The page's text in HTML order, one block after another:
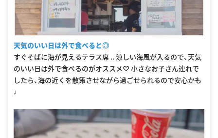
天気のいい日は外で食べると◎
すぐそばに海が見えるテラス席 .. 涼しい海風が入るので、天気
のいい日は外で食べるのがオススメ♡ 小さなお子さん連れで
したら、海の近くを散策させながら過ごせられるので安心かも
♩